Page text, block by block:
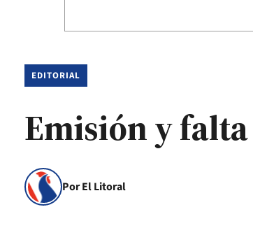
EDITORIAL
Emisión y
Por El Litoral